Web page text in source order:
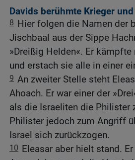
Davids berühmte Krieger
8 Hier folgen die Namen der
Jischbaal aus der Sippe
»Dreißig Helden«. Er
und erstach sie alle in einer
9 An zweiter Stelle steht
Ahoach. Er war einer der
als die Israeliten die Philister
Philister jedoch zum Angriff
Israel sich zurückzogen.
10 Eleasar aber hielt stand.